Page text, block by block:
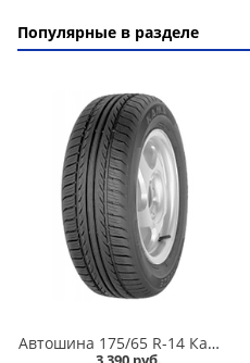
Популярные в разделе
Автошина 175/65 R-14 Кама Breeze (НК-132) 82H в Кургане